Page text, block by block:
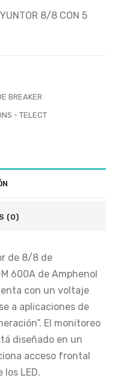
8/8 CON 5
BREAKER
- TELECT
(0)
de 8/8 de
600A de Amphenol
con un voltaje
a aplicaciones de
El monitoreo
diseñado en un
acceso frontal
LED.